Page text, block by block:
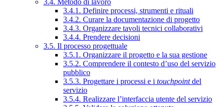
3.4.1. Definire processi, strumenti e rituali
3.4.2. Curare la documentazione di progetto
3.4.3. Organizzare tavoli tecnici collaborativi
3.4.4. Prendere decisioni
3.5. Il processo progettuale
3.5.1. Organizzare il progetto e la sua gestione
3.5.2. Comprendere il contesto d’uso del servizio
pubblico
3.5.3. Progettare i processi e i touchpointdel
servizio
3.5.4. Realizzare l’interfaccia utente del servizio